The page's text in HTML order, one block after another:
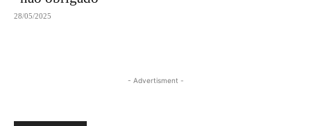
28/05/2025
- Advertisment -